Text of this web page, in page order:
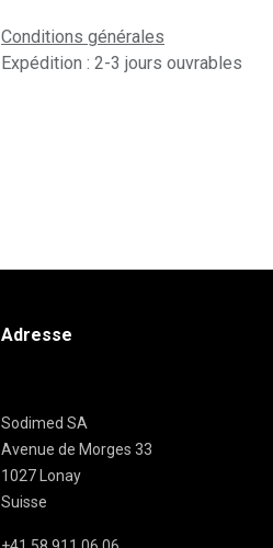
Conditions générales
Expédition : 2-3 jours ouvrables
Adresse
Sodimed SA
Avenue de Morges 33
1027 Lonay
Suisse